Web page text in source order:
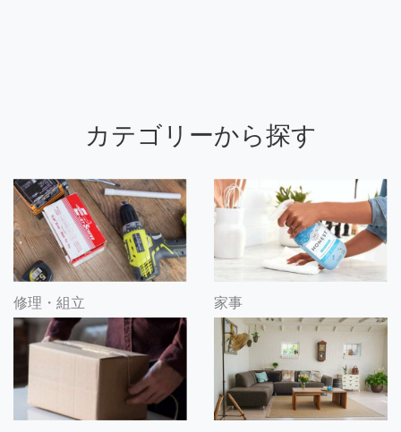
カテゴリーから探す
修理・組立 家事